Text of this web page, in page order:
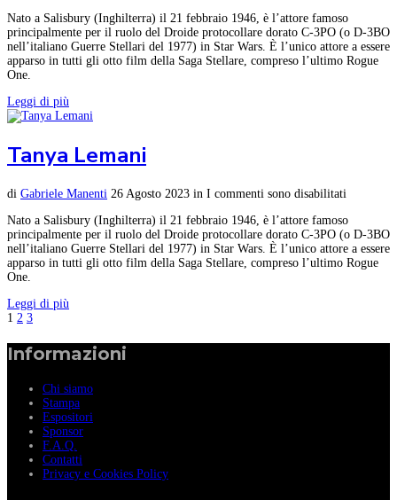
Nato a Salisbury (Inghilterra) il 21 febbraio 1946, è l’attore famoso
principalmente per il ruolo del Droide protocollare dorato C-3PO (o D-3BO
nell’italiano Guerre Stellari del 1977) in Star Wars. È l’unico attore a essere
apparso in tutti gli otto film della Saga Stellare, compreso l’ultimo Rogue
One.
Leggi di più
Tanya Lemani
di Gabriele Manenti 26 Agosto 2023 in I commenti sono disabilitati
Nato a Salisbury (Inghilterra) il 21 febbraio 1946, è l’attore famoso
principalmente per il ruolo del Droide protocollare dorato C-3PO (o D-3BO
nell’italiano Guerre Stellari del 1977) in Star Wars. È l’unico attore a essere
apparso in tutti gli otto film della Saga Stellare, compreso l’ultimo Rogue
One.
Leggi di più
1 2 3
Informazioni
Chi siamo
Stampa
Espositori
Sponsor
F.A.Q.
Contatti
Privacy e Cookies Policy